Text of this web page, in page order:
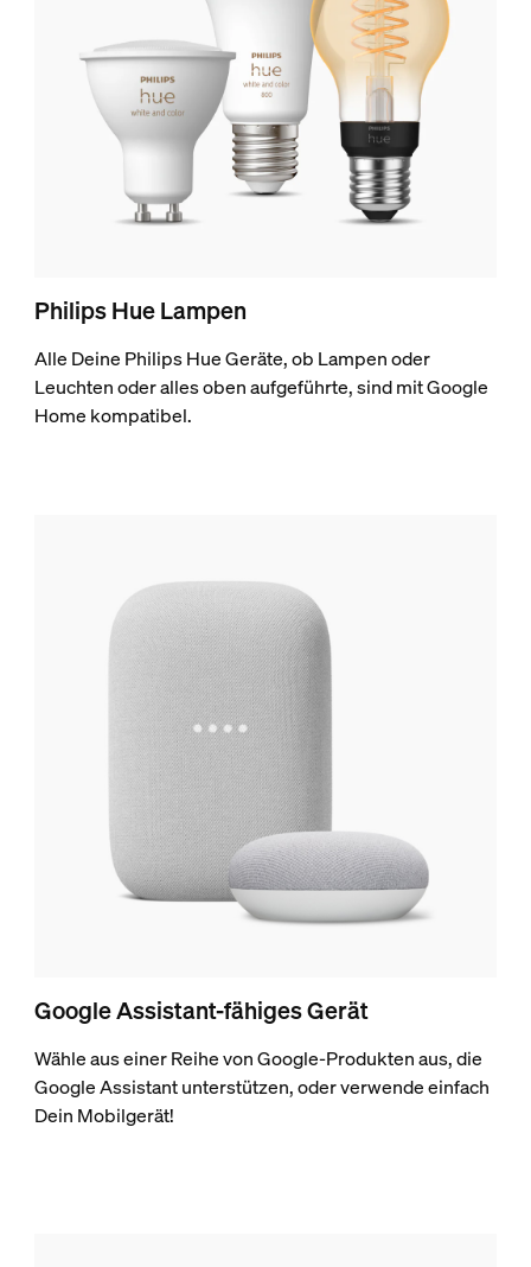
Philips Hue Lampen
Alle Deine Philips Hue Geräte, ob Lampen oder
Leuchten oder alles oben aufgeführte, sind mit Google
Home kompatibel.
Google Assistant-fähiges Gerät
Wähle aus einer Reihe von Google-Produkten aus, die
Google Assistant unterstützen, oder verwende einfach
Dein Mobilgerät!